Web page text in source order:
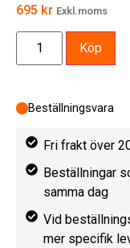
695 kr Exkl.moms
Beställningsvara
Köp
Fri frakt över
Beställningar
samma dag
Vid
mer specifik